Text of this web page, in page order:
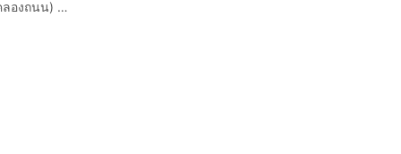
บ้านเดี่ยว 2 ชั้น 54.1 ตร.ว. หมู่บ้านเดอะซิตี้บางใหญ่ ซอย4 (คลองถนน) ถนนกาญจนาภิเษก ถนนคลองถนน บางใหญ่ นนทบุรี